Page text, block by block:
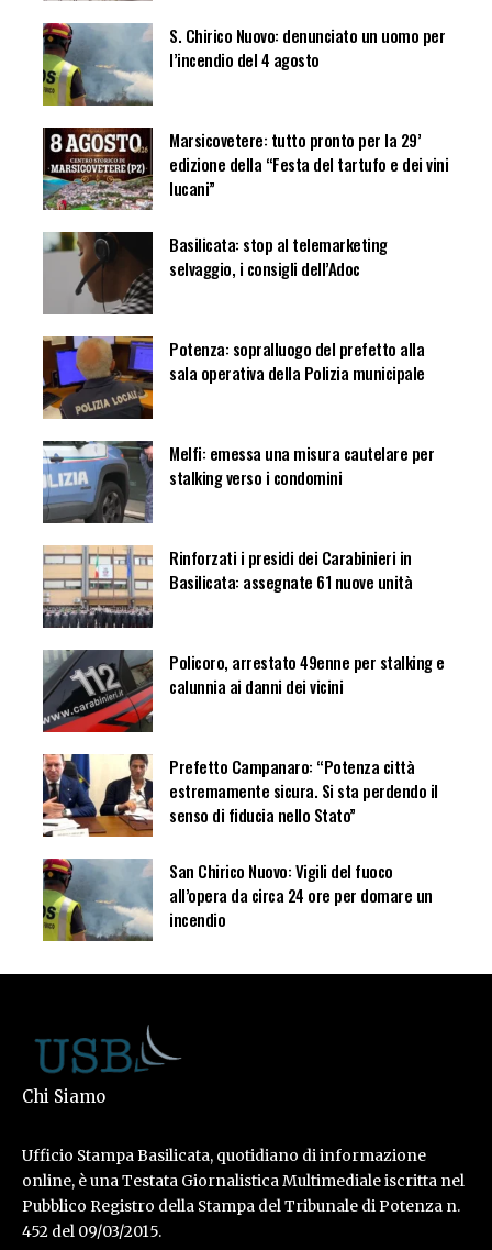
S. Chirico Nuovo: denunciato un uomo per
l’incendio del 4 agosto
Marsicovetere: tutto pronto per la 29’
edizione della “Festa del tartufo e dei vini
lucani”
Basilicata: stop al telemarketing
selvaggio, i consigli dell’Adoc
Potenza: sopralluogo del prefetto alla
sala operativa della Polizia municipale
Melfi: emessa una misura cautelare per
stalking verso i condomini
Rinforzati i presidi dei Carabinieri in
Basilicata: assegnate 61 nuove unità
Policoro, arrestato 49enne per stalking e
calunnia ai danni dei vicini
Prefetto Campanaro: “Potenza città
estremamente sicura. Si sta perdendo il
senso di fiducia nello Stato”
San Chirico Nuovo: Vigili del fuoco
all’opera da circa 24 ore per domare un
incendio
Chi Siamo
Ufficio Stampa Basilicata, quotidiano di informazione
online, è una Testata Giornalistica Multimediale iscritta nel
Pubblico Registro della Stampa del Tribunale di Potenza n.
452 del 09/03/2015.